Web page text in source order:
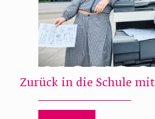
Zurück in die Schule